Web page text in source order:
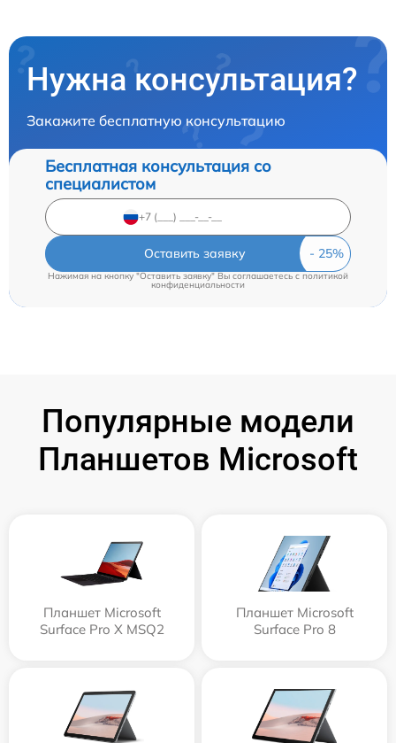
Нужна консультация?
Закажите бесплатную консультацию
Бесплатная консультация со
специалистом
Оставить заявку
Нажимая на кнопку "Оставить заявку" Вы соглашаетесь cполитикой
конфиденциальности
Популярные модели
Планшетов Microsoft
Планшет Microsoft
Surface Pro X MSQ2
Планшет Microsoft
Surface Pro 8